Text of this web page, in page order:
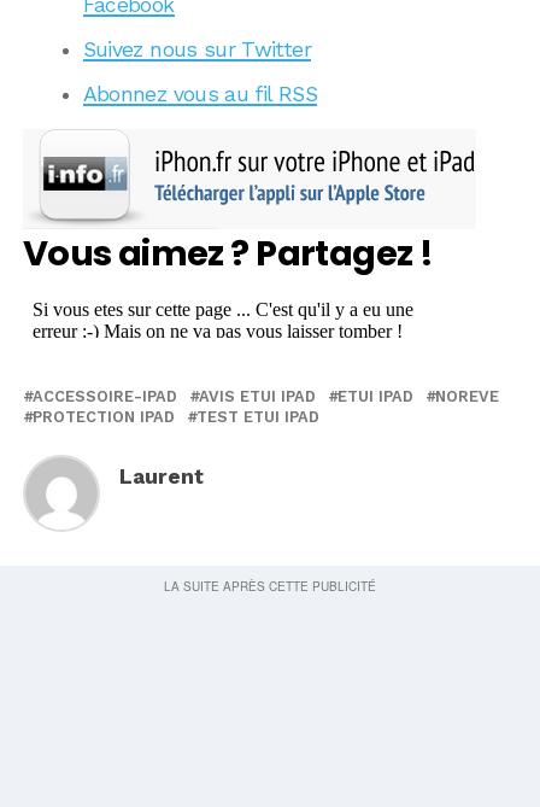
Facebook
Suivez nous sur Twitter
Abonnez vous au fil RSS
Vous aimez ? Partagez !
ACCESSOIRE-IPAD AVIS ETUI IPAD ETUI IPAD
NOREVE
PROTECTION IPAD
TEST ETUI IPAD
Laurent